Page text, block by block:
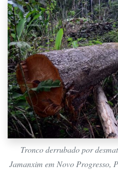
Tronco derrubado por
Jamanxim em Novo Progresso,